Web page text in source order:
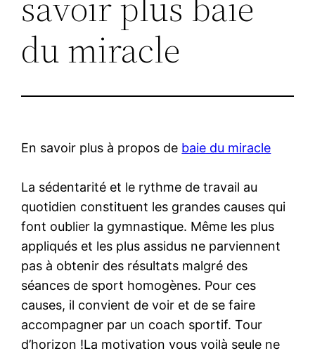
du miracle
En savoir plus à propos de baie du miracle
La sédentarité et le rythme de travail au
quotidien constituent les grandes causes qui
font oublier la gymnastique. Même les plus
appliqués et les plus assidus ne parviennent
pas à obtenir des résultats malgré des
séances de sport homogènes. Pour ces
causes, il convient de voir et de se faire
accompagner par un coach sportif. Tour
d’horizon !La motivation vous voilà seule ne